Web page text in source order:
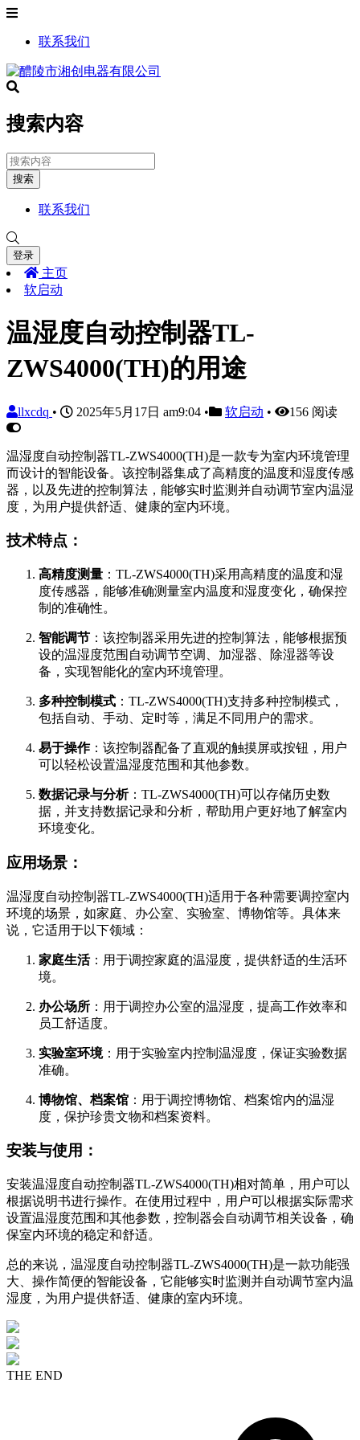
联系我们
搜索内容
搜索
联系我们
登录
主页
软启动
温湿度自动控制器TL-
ZWS4000(TH)的用途
llxcdq • 2025年5月17日 am9:04 • 软启动 • 156 阅读
温湿度自动控制器TL-ZWS4000(TH)是一款专为室内环境管理
而设计的智能设备。该控制器集成了高精度的温度和湿度传感
器，以及先进的控制算法，能够实时监测并自动调节室内温湿
度，为用户提供舒适、健康的室内环境。
技术特点：
高精度测量 ：TL-ZWS4000(TH)采用高精度的温度和湿
度传感器，能够准确测量室内温度和湿度变化，确保控
制的准确性。
智能调节 ：该控制器采用先进的控制算法，能够根据预
设的温湿度范围自动调节空调、加湿器、除湿器等设
备，实现智能化的室内环境管理。
多种控制模式 ：TL-ZWS4000(TH)支持多种控制模式，
包括自动、手动、定时等，满足不同用户的需求。
易于操作：该控制器配备了直观的触摸屏或按钮，用户
可以轻松设置温湿度范围和其他参数。
数据记录与分析：TL-ZWS4000(TH)可以存储历史数
据，并支持数据记录和分析，帮助用户更好地了解室内
环境变化。
应用场景：
温湿度自动控制器TL-ZWS4000(TH)适用于各种需要调控室内
环境的场景，如家庭、办公室、实验室、博物馆等。具体来
说，它适用于以下领域：
家庭生活：用于调控家庭的温湿度，提供舒适的生活环
境。
办公场所 ：用于调控办公室的温湿度，提高工作效率和
员工舒适度。
实验室环境：用于实验室内控制温湿度，保证实验数据
准确。
博物馆、档案馆 ：用于调控博物馆、档案馆内的温湿
度，保护珍贵文物和档案资料。
安装与使用：
安装温湿度自动控制器TL-ZWS4000(TH)相对简单，用户可以
根据说明书进行操作。在使用过程中，用户可以根据实际需求
设置温湿度范围和其他参数，控制器会自动调节相关设备，确
保室内环境的稳定和舒适。
总的来说，温湿度自动控制器TL-ZWS4000(TH)是一款功能强
大、操作简便的智能设备，它能够实时监测并自动调节室内温
湿度，为用户提供舒适、健康的室内环境。
THE END